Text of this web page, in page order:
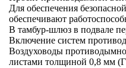
Для обеспечения
обеспечивают
В тамбур-шлюз в подвале
Включение систем
Воздуховоды
листами толщиной 0,8 мм